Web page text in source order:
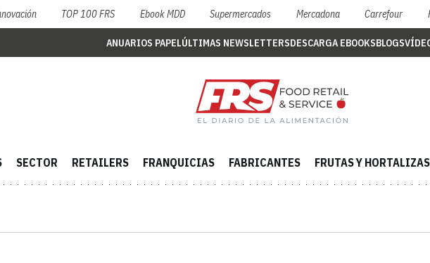
TOP 100 FRS Ebook MDD Supermercados Mercadona Carrefour
ANUARIOS PAPELÚLTIMAS NEWSLETTERSDESCARGA EBOOKSBLOGS
SECTOR RETAILERS FRANQUICIAS FABRICANTES FRUTAS Y HORTALIZAS